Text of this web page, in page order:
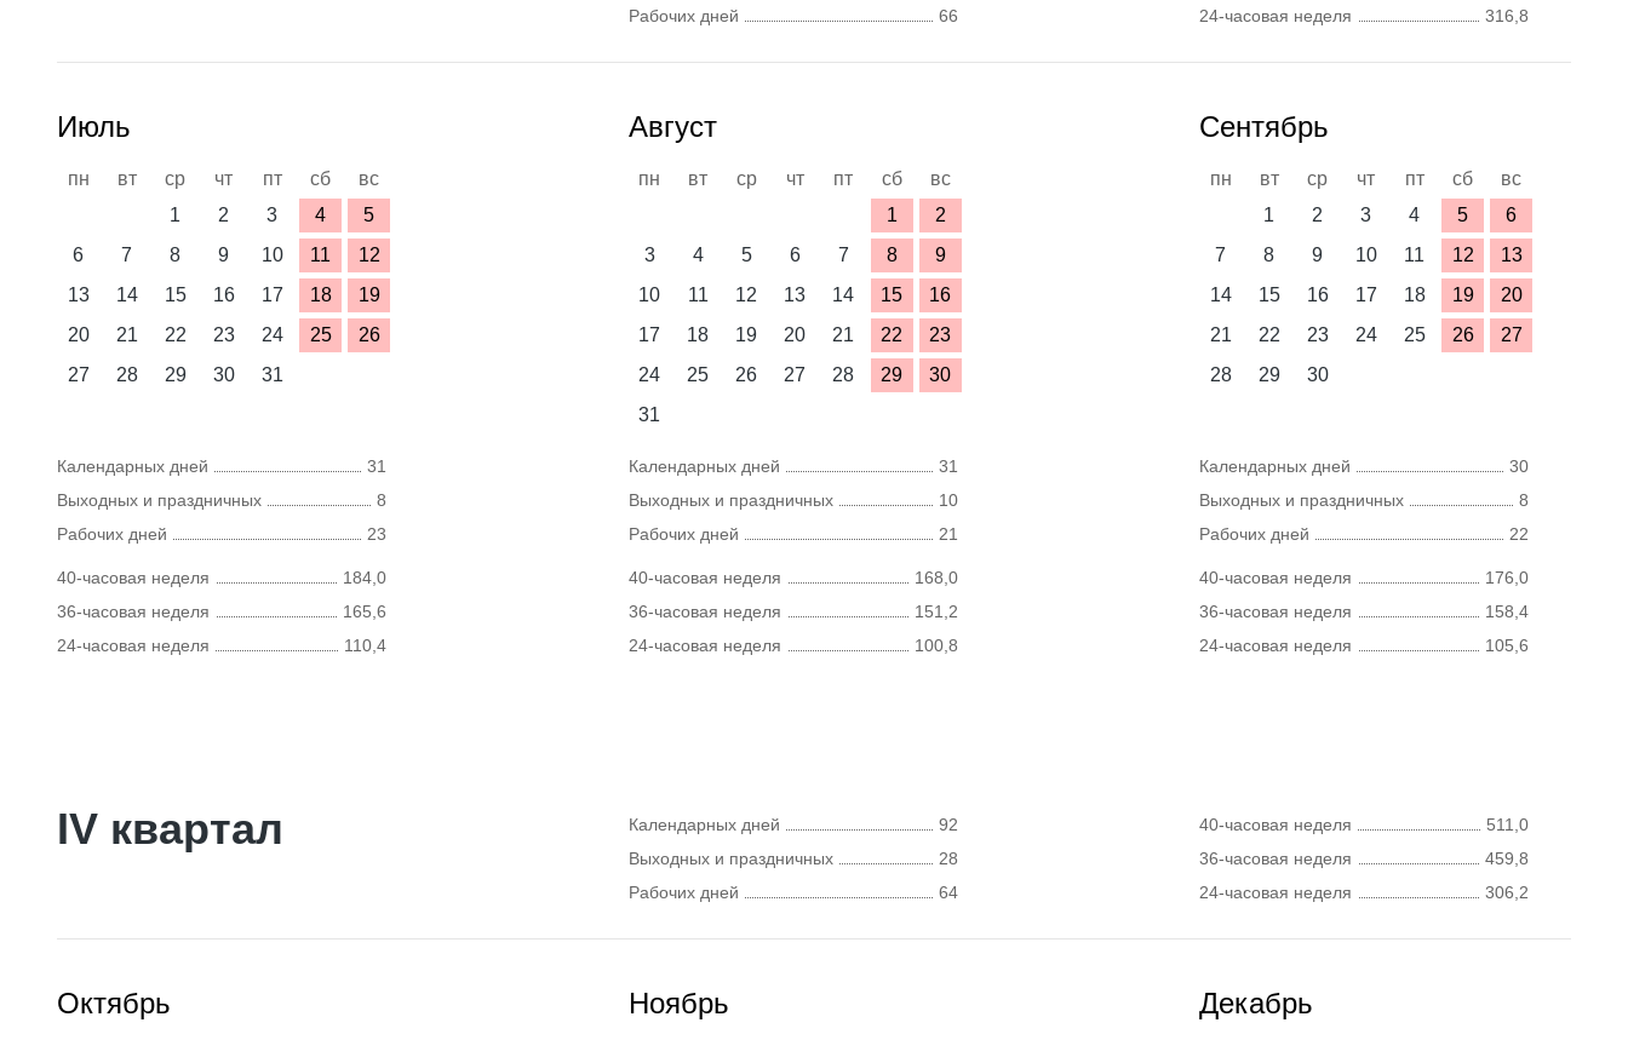
Рабочих дней
66
24-часовая неделя
316,8
Июль
пн вт ср чт пт сб
вс
1
2 3 4
5
6
7 8 9 10 11
12
13
14 15 16 17 18
19
20
21 22 23 24 25
26
27
28 29 30 31
Календарных дней
31
Выходных и праздничных
8
Рабочих дней
23
40-часовая неделя
184,0
36-часовая неделя
165,6
24-часовая неделя
110,4
Август
пн вт ср чт пт сб
вс
1
2
3
4 5 6 7 8
9
10
11 12 13 14 15
16
17
18 19 20 21 22
23
24
25 26 27 28 29
30
31
Календарных дней
31
Выходных и праздничных
10
Рабочих дней
21
40-часовая неделя
168,0
36-часовая неделя
151,2
24-часовая неделя
100,8
Сентябрь
пн вт ср чт пт сб
вс
1
2 3 4 5
6
7
8 9 10 11 12
13
14
15 16 17 18 19
20
21
22 23 24 25 26
27
28
29 30
Календарных дней
30
Выходных и праздничных
8
Рабочих дней
22
40-часовая неделя
176,0
36-часовая неделя
158,4
24-часовая неделя
105,6
IV квартал Календарных дней
92
Выходных и праздничных
28
Рабочих дней
64
40-часовая неделя
511,0
36-часовая неделя
459,8
24-часовая неделя
306,2
Октябрь Ноябрь Декабрь